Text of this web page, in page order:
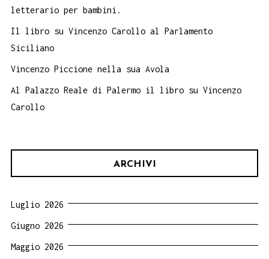
letterario per bambini.
Il libro su Vincenzo Carollo al Parlamento
Siciliano
Vincenzo Piccione nella sua Avola
Al Palazzo Reale di Palermo il libro su Vincenzo
Carollo
ARCHIVI
Luglio 2026
Giugno 2026
Maggio 2026